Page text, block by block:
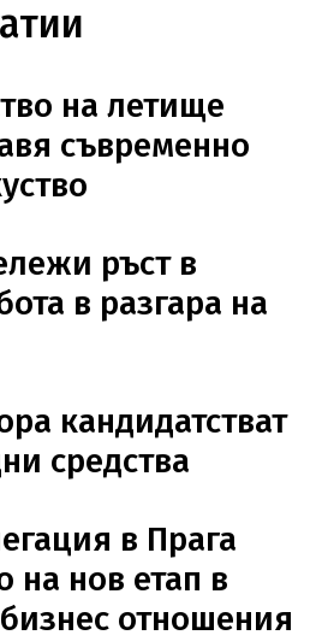
на летище
съвременно
ръст в
в разгара на
кандидатстват
средства
в Прага
на нов етап в
отношения